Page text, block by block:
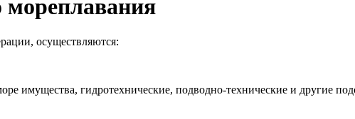
мореплавания
осуществляются:
имущества, гидротехнические, подводно-технические и другие